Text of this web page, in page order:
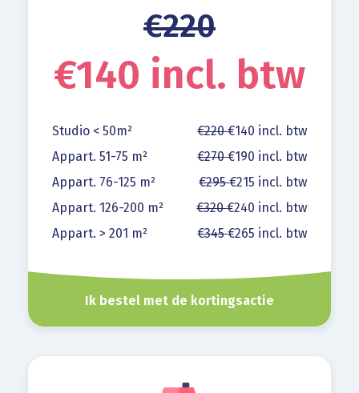
€220
€140 incl. btw
Studio < 50m² €220€140 incl. btw
Appart. 51-75 m²
€270€190 incl. btw
Appart. 76-125 m²
€295€215 incl. btw
Appart. 126-200 m²
€320€240 incl. btw
Appart. > 201 m²
€345€265 incl. btw
Ik bestel met de kortingsactie